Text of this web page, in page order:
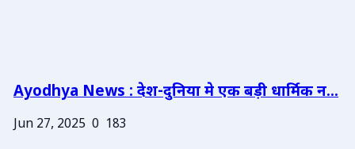
Ayodhya News : देश-दुनिया मे एक बड़ी धार्मिक न...
Jun 27, 2025 0 183